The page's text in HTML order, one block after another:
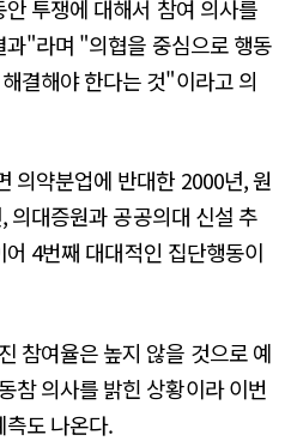
투쟁에 대해서 참여 의사를
과"라며 "의협을 중심으로 행동
결해야 한다는 것"이라고 의
의약분업에 반대한 2000년, 원
의대증원과 공공의대 신설 추
4번째 대대적인 집단행동이
참여율은 높지 않을 것으로 예
참 의사를 밝힌 상황이라 이번
도 나온다.